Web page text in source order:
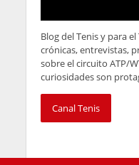
Blog del Tenis y para
crónicas, entrevistas,
sobre el circuito ATP/
curiosidades son
Canal Tenis